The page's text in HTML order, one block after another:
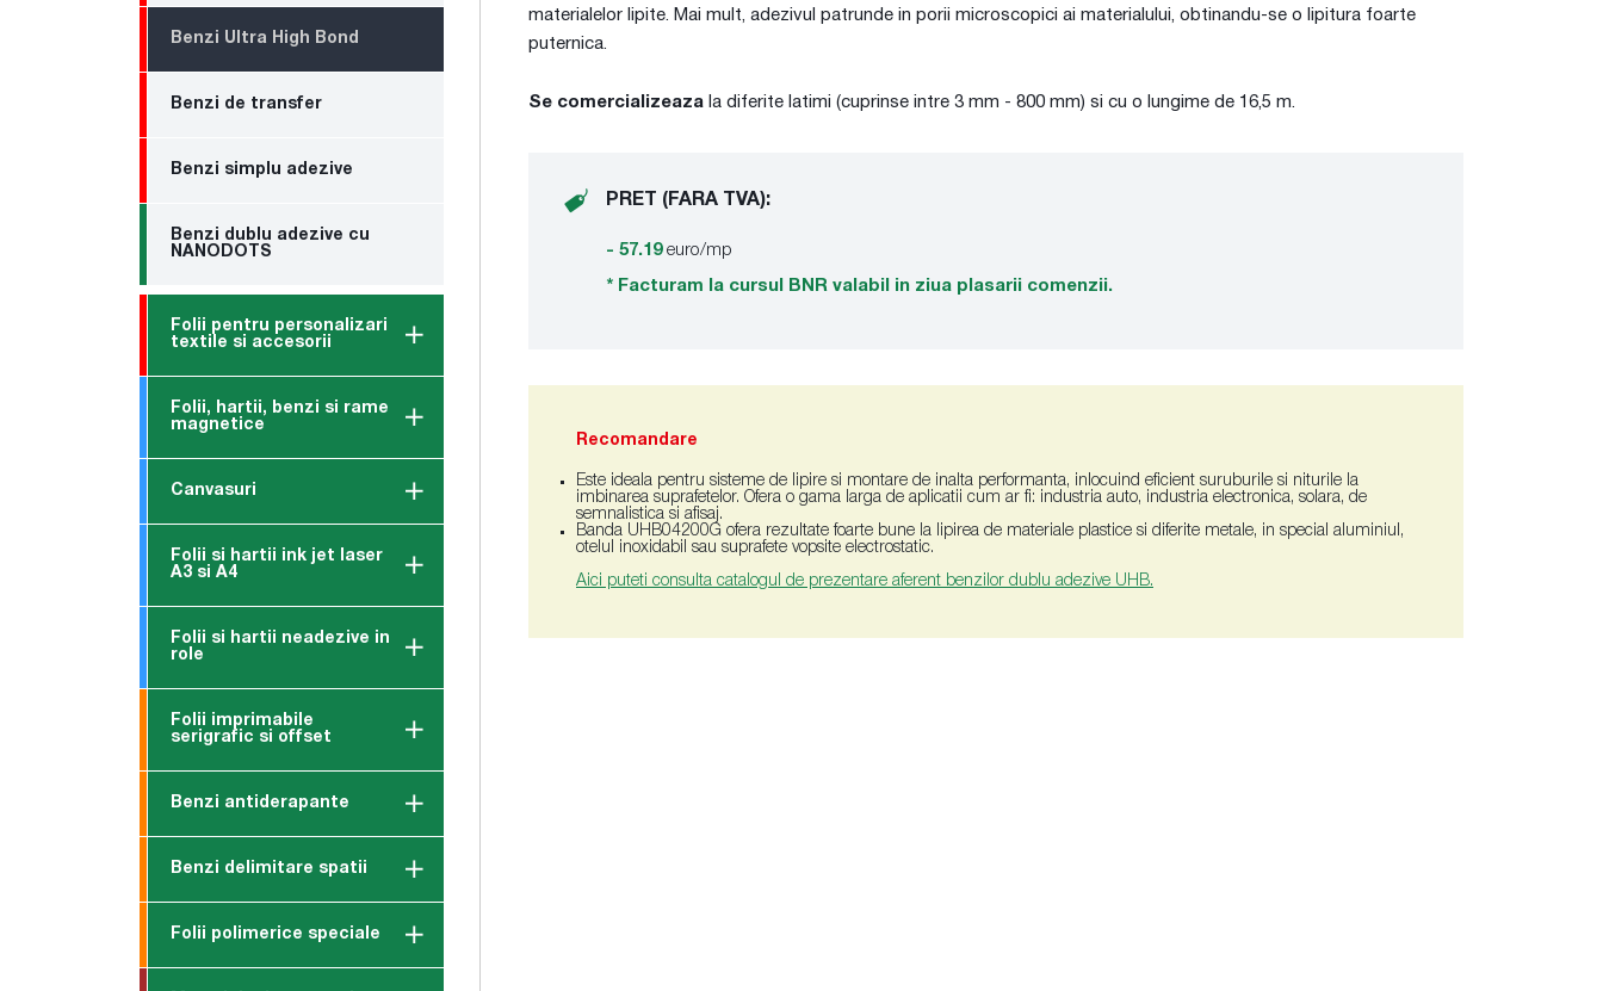
Benzi Ultra High Bond
Benzi de transfer
Benzi simplu adezive
Benzi dublu adezive cu
NANODOTS
Folii pentru personalizari
textile si accesorii
Folii, hartii, benzi si rame
magnetice
Canvasuri
Folii si hartii ink jet laser
A3 si A4
Folii si hartii neadezive in
role
Folii imprimabile
serigrafic si offset
Benzi antiderapante
Benzi delimitare spatii
Folii polimerice speciale
materialelor lipite. Mai mult, adezivul patrunde in porii microscopici ai materialului, obtinandu-se o lipitura foarte
puternica.
Se comercializeaza la diferite latimi (cuprinse intre 3 mm - 800 mm) si cu o lungime de 16,5 m.
PRET (FARA TVA):
- 57.19euro/mp
* Facturam la cursul BNR valabil in ziua plasarii comenzii.
Recomandare
Este ideala pentru sisteme de lipire si montare de inalta performanta, inlocuind eficient suruburile si niturile la
imbinarea suprafetelor. Ofera o gama larga de aplicatii cum ar fi: industria auto, industria electronica, solara, de
semnalistica si afisaj.
Banda UHB04200G ofera rezultate foarte bune la lipirea de materiale plastice si diferite metale, in special aluminiul,
otelul inoxidabil sau suprafete vopsite electrostatic.
Aici puteti consulta catalogul de prezentare aferent benzilor dublu adezive UHB.